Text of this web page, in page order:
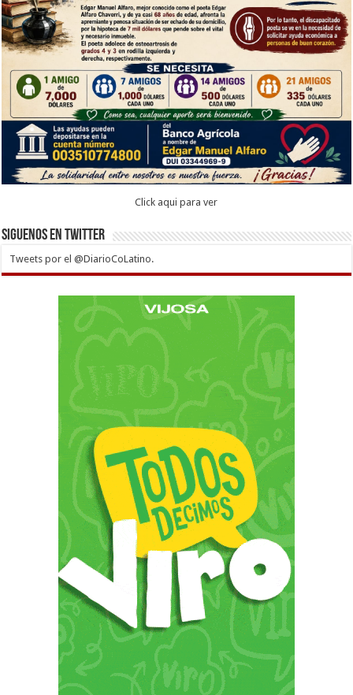
Click aqui para ver
Siguenos en twitter
Tweets por el @DiarioCoLatino.